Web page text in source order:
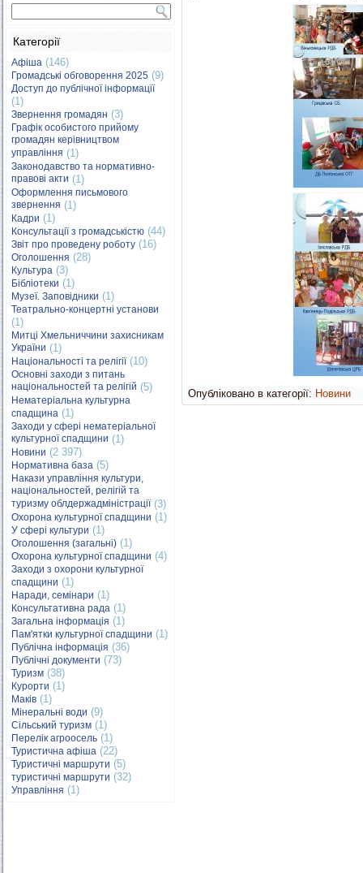
Категорії
Афіша (146)
Громадські обговорення 2025 (9)
Доступ до публічної інформації
(1)
Звернення громадян (3)
Графік особистого прийому
громадян керівництвом
управління (1)
Законодавство та нормативно-
правові акти (1)
Оформлення письмового
звернення (1)
Кадри (1)
Консультації з громадськістю (44)
Звіт про проведену роботу (16)
Оголошення (28)
Культура (3)
Бібліотеки (1)
Музеї. Заповідники (1)
Театрально-концертні установи
(1)
Митці Хмельниччини захисникам
України (1)
Національності та релігії(10)
Основні заходи з питань
національностей та релігій (5)
Нематеріальна культурна
спадщина (1)
Заходи у сфері нематеріальної
культурної спадщини (1)
Новини (2 397)
Нормативна база (5)
Накази управління культури,
національностей, релігій та
туризму облдержадміністрації(3)
Охорона культурної спадщини (1)
У сфері культури (1)
Оголошення (загальні) (1)
Охорона культурної спадщини (4)
Заходи з охорони культурної
спадщини (1)
Наради, семінари (1)
Консультативна рада (1)
Загальна інформація (1)
Пам'ятки культурної спадщини (1)
Публічна інформація (36)
Публічні документи (73)
Туризм (38)
Курорти (1)
Маків (1)
Мінеральні води (9)
Сільський туризм (1)
Перелік агроосель (1)
Туристична афіша (22)
Туристичні маршрути (5)
туристичні маршрути (32)
Управління (1)
Опубліковано в категорії: Новини